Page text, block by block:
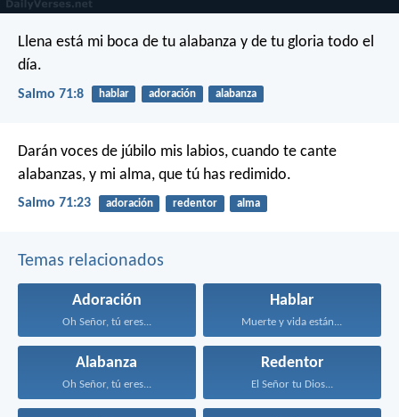
Llena está mi boca de tu alabanza y de tu gloria todo el
día.
Salmo 71:8 hablar adoración alabanza
Darán voces de júbilo mis labios, cuando te cante
alabanzas, y mi alma, que tú has redimido.
Salmo 71:23 adoración redentor alma
Temas relacionados
Adoración
Oh Señor, tú eres...
Hablar
Muerte y vida están...
Alabanza
Oh Señor, tú eres...
Redentor
El Señor tu Dios...